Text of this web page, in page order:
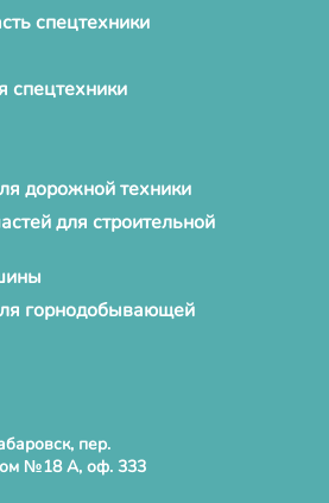
спецтехники
спецтехники
дорожной техники
для строительной
горнодобывающей
пер.
№18 А, оф. 333